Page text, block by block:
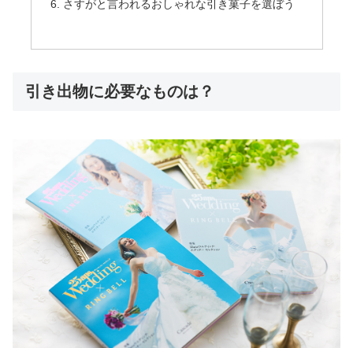
さすがと言われるおしゃれな引き菓子を選ぼう
引き出物に必要なものは？